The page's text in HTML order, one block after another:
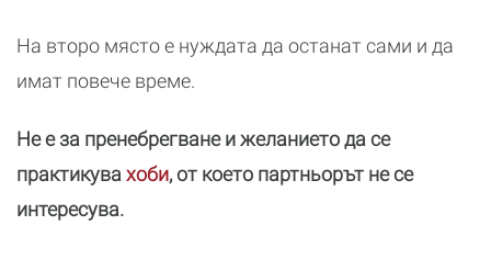
На второ място е нуждата да останат сами и да
имат повече време.
Не е за пренебрегване и желанието да се
практикува хоби, от което партньорът не се
интересува.